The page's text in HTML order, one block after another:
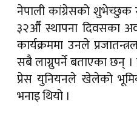
नेपाली कांग्रेसको शुभेच्छुक
३२औँ स्थापना दिवसका
कार्यक्रममा उनले
सबै लाग्नुपर्ने बताएका छन् ।
प्रेस युनियनले खेलेको
भनाइ थियो ।